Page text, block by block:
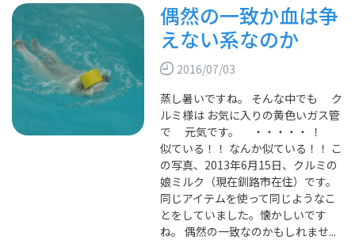
偶然の一致か血は争
えない系なのか
2016/07/03
蒸し暑いですね。 そんな中でも ク
ルミ様は お気に入りの黄色いガス管
で 元気です。 ・・・・・ ！
似ている！！ なんか似ている！！ こ
の写真、2013年6月15日、クルミの
娘ミルク（現在釧路市在住）です。
同じアイテムを使って同じようなこ
とをしていました。懐かしいです
ね。 偶然の一致なのかもしれませ...